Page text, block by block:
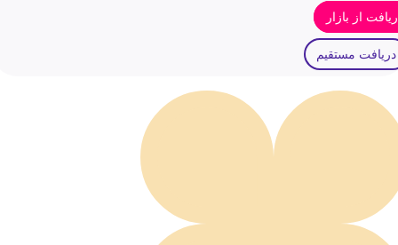
از بازار
دریافت مستقیم